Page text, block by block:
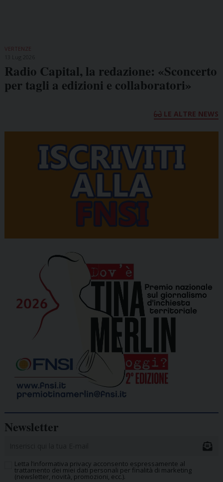
VERTENZE
Radio Capital, la redazione: «Sconcerto
per tagli a edizioni e collaboratori»
LE ALTRE NEWS
Newsletter
Letta l’informativa privacy acconsento espressamente al
trattamento dei miei dati personali per finalità di marketing
(newsletter, novità, promozioni, ecc.).